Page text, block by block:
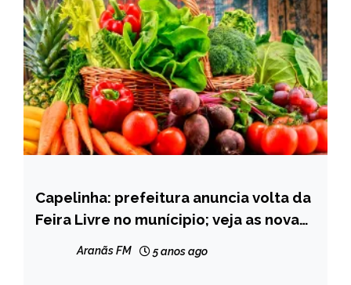
CAPELINHA
NOTÍCIAS
Capelinha: prefeitura anuncia volta da
Feira Livre no munícipio; veja as novas
Aranãs FM 5 anos ago